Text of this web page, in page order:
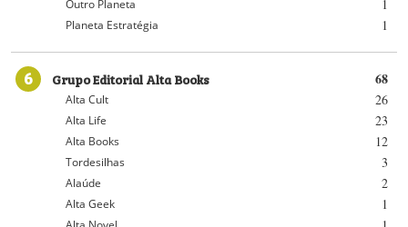
1
Outro Planeta
1
Planeta Estratégia
6 68
Grupo Editorial Alta Books
26
Alta Cult
23
Alta Life
12
Alta Books
3
Tordesilhas
2
Alaúde
1
Alta Geek